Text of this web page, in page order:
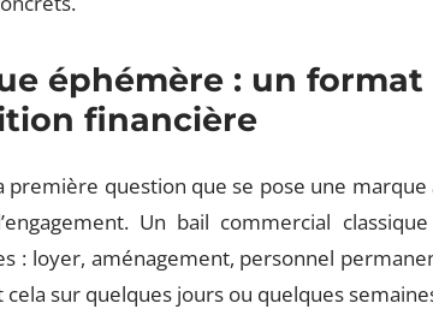
éphémère : un
financière
première question que se pose une marque
Un bail commercial
: loyer, aménagement, personnel
sur quelques jours ou quelques